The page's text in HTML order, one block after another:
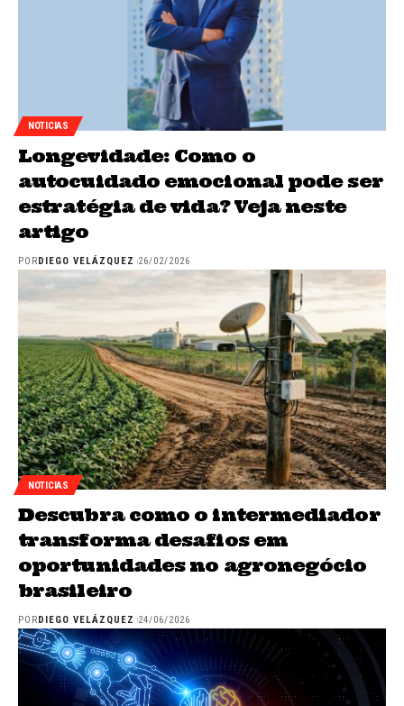
NOTICIAS
Longevidade: Como o
autocuidado emocional pode ser
estratégia de vida? Veja neste
artigo
PORDIEGO VELÁZQUEZ 26/02/2026
NOTICIAS
Descubra como o intermediador
transforma desafios em
oportunidades no agronegócio
brasileiro
POR DIEGO VELÁZQUEZ 24/06/2026